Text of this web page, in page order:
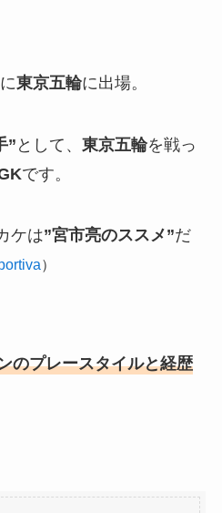
東京五輪に出場。
” として、 東京五輪を戦っ
です。
ケは”宮市亮のススメ”だ
）
のプレースタイルと経歴